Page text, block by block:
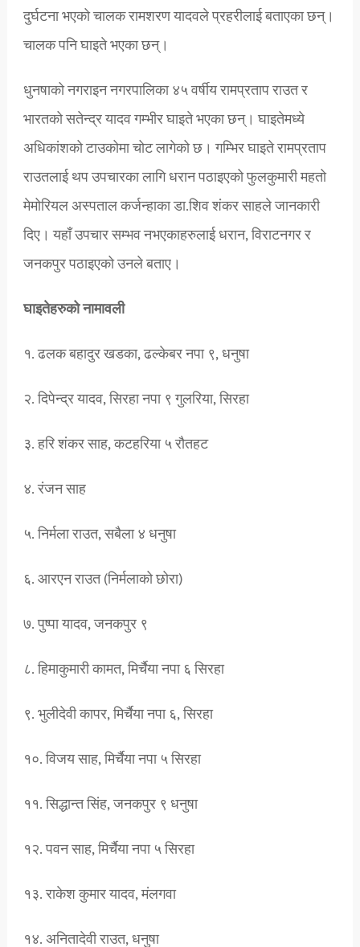
दुर्घटना भएको चालक रामशरण यादवले प्रहरीलाई बताएका छन्।
चालक पनि घाइते भएका छन्।
धुनषाको नगराइन नगरपालिका ४५ वर्षीय रामप्रताप राउत र
भारतको सतेन्द्र यादव गम्भीर घाइते भएका छन्। घाइतेमध्ये
अधिकांशको टाउकोमा चोट लागेको छ। गम्भिर घाइते रामप्रताप
राउतलाई थप उपचारका लागि धरान पठाइएको फुलकुमारी महतो
मेमोरियल अस्पताल कर्जन्हाका डा.शिव शंकर साहले जानकारी
दिए। यहाँ उपचार सम्भव नभएकाहरुलाई धरान, विराटनगर र
जनकपुर पठाइएको उनले बताए।
घाइतेहरुको नामावली
१. ढलक बहादुर खडका, ढल्केबर नपा ९, धनुषा
२. दिपेन्द्र यादव, सिरहा नपा ९ गुलरिया, सिरहा
३. हरि शंकर साह, कटहरिया ५ रौतहट
४. रंजन साह
५. निर्मला राउत, सबैला ४ धनुषा
६. आरएन राउत (निर्मलाको छोरा)
७. पुष्पा यादव, जनकपुर ९
८. हिमाकुमारी कामत, मिर्चैया नपा ६ सिरहा
९. भुलीदेवी कापर, मिर्चैया नपा ६, सिरहा
१०. विजय साह, मिर्चैया नपा ५ सिरहा
११. सिद्धान्त सिंह, जनकपुर ९ धनुषा
१२. पवन साह, मिर्चैया नपा ५ सिरहा
१३. राकेश कुमार यादव, मंलगवा
१४. अनितादेवी राउत, धनुषा